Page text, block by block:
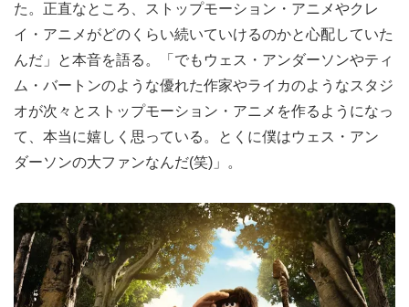
た。正直なところ、ストップモーション・アニメやクレ
イ・アニメがどのくらい続いていけるのかと心配していた
んだ」と本音を語る。「でもウェス・アンダーソンやティ
ム・バートンのような優れた作家やライカのようなスタジ
オが次々とストップモーション・アニメを作るようになっ
て、本当に嬉しく思っている。とくに僕はウェス・アン
ダーソンの大ファンなんだ(笑)」。